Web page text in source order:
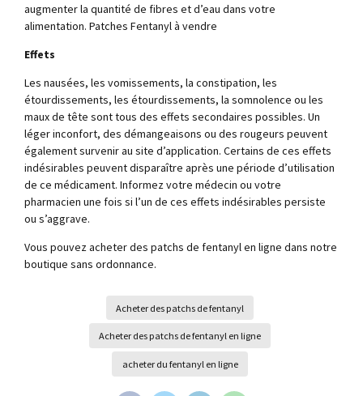
augmenter la quantité de fibres et d’eau dans votre
alimentation. Patches Fentanyl à vendre
Effets
Les nausées, les vomissements, la constipation, les
étourdissements, les étourdissements, la somnolence ou les
maux de tête sont tous des effets secondaires possibles. Un
léger inconfort, des démangeaisons ou des rougeurs peuvent
également survenir au site d’application. Certains de ces effets
indésirables peuvent disparaître après une période d’utilisation
de ce médicament. Informez votre médecin ou votre
pharmacien une fois si l’un de ces effets indésirables persiste
ou s’aggrave.
Vous pouvez acheter des patchs de fentanyl en ligne dans notre
boutique sans ordonnance.
Acheter des patchs de fentanyl
Acheter des patchs de fentanyl en ligne
acheter du fentanyl en ligne